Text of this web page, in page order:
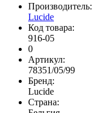
Производитель:
Lucide
Код товара:
916-05
0
Артикул:
78351/05/99
Бренд:
Lucide
Страна: